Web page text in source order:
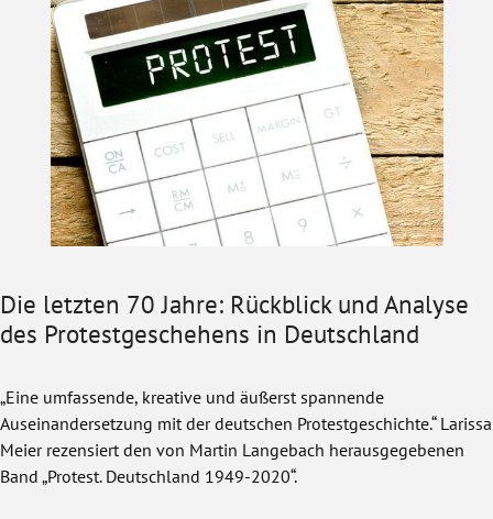
Die letzten 70 Jahre: Rückblick und Analyse
des Protestgeschehens in Deutschland
„Eine umfassende, kreative und äußerst spannende
Auseinandersetzung mit der deutschen Protestgeschichte.“ Larissa
Meier rezensiert den von Martin Langebach herausgegebenen
Band „Protest. Deutschland 1949-2020“.